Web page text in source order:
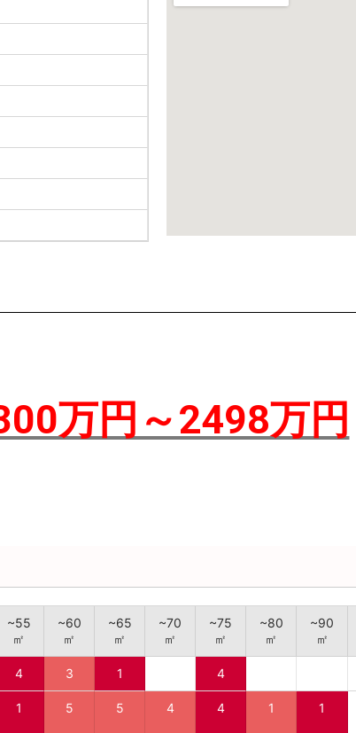
万円～2498万円
~55
㎡
~60
㎡
~65
㎡
~70
㎡
~75
㎡
~80
㎡
~90
㎡
4 3 1 4
1 5 5 4 4 1 1